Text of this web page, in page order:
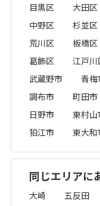
目黒区
大田区
中野区
杉並区
荒川区
板橋区
葛飾区
江戸川
武蔵野市
青梅
調布市
町田市
日野市
東村山
狛江市
東大和
同じエリアに
大崎 五反田